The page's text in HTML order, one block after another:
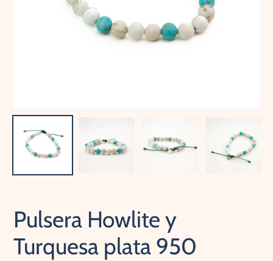
Pulsera Howlite y
Turquesa plata 950